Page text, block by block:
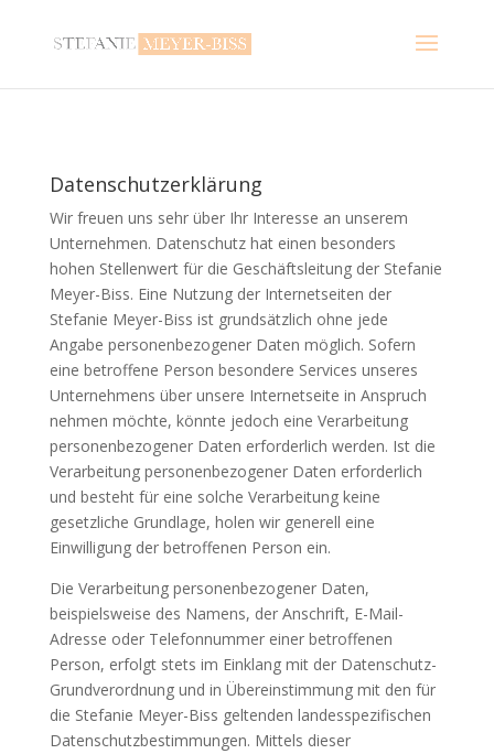
Datenschutzerklärung
Wir freuen uns sehr über Ihr Interesse an unserem
Unternehmen. Datenschutz hat einen besonders
hohen Stellenwert für die Geschäftsleitung der Stefanie
Meyer-Biss. Eine Nutzung der Internetseiten der
Stefanie Meyer-Biss ist grundsätzlich ohne jede
Angabe personenbezogener Daten möglich. Sofern
eine betroffene Person besondere Services unseres
Unternehmens über unsere Internetseite in Anspruch
nehmen möchte, könnte jedoch eine Verarbeitung
personenbezogener Daten erforderlich werden. Ist die
Verarbeitung personenbezogener Daten erforderlich
und besteht für eine solche Verarbeitung keine
gesetzliche Grundlage, holen wir generell eine
Einwilligung der betroffenen Person ein.
Die Verarbeitung personenbezogener Daten,
beispielsweise des Namens, der Anschrift, E-Mail-
Adresse oder Telefonnummer einer betroffenen
Person, erfolgt stets im Einklang mit der Datenschutz-
Grundverordnung und in Übereinstimmung mit den für
die Stefanie Meyer-Biss geltenden landesspezifischen
Datenschutzbestimmungen. Mittels dieser